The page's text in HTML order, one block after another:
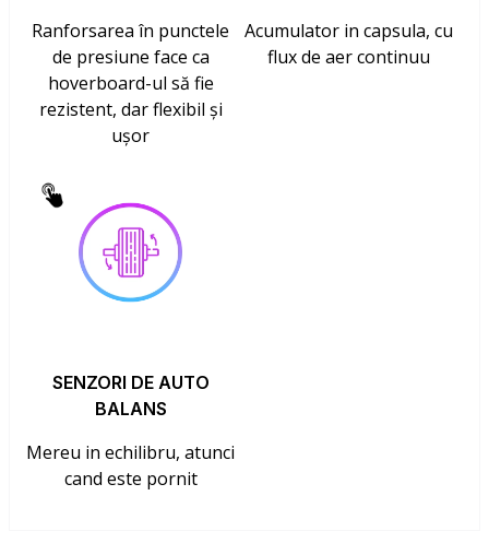
Ranforsarea în punctele
de presiune face ca
hoverboard-ul să fie
rezistent, dar flexibil și
ușor
Acumulator in capsula, cu
flux de aer continuu
SENZORI DE AUTO
BALANS
Mereu in echilibru, atunci
cand este pornit